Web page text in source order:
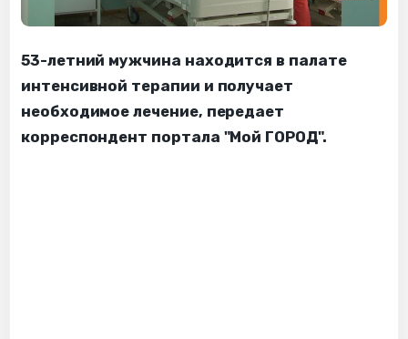
53-летний мужчина находится в палате
интенсивной терапии и получает
необходимое лечение, передает
корреспондент портала "Мой ГОРОД".